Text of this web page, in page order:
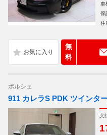
車
保
住
無
料
ポルシェ
911 カレラS PDK ツインタ
支